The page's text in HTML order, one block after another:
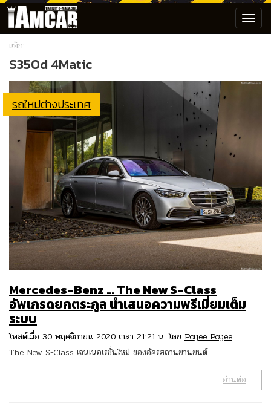
แท็ก:
S350d 4Matic
รถใหม่ต่างประเทศ
Mercedes-Benz … The New S-Class
อัพเกรดยกตระกูล นำเสนอความพรีเมี่ยมเต็ม
ระบบ
โพสต์เมื่อ 30 พฤศจิกายน 2020 เวลา 21:21 น. โดย Poyee Poyee
The New S-Class เจนเนอเรชั่นใหม่ ของอัครสถานยานยนต์
อ่านต่อ